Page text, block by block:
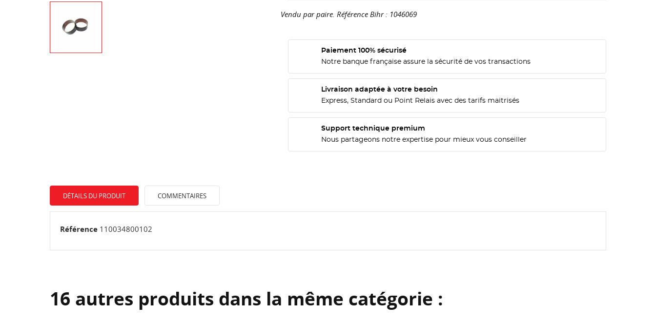
Vendu par paire. Référence Bihr : 1046069
Paiement 100% sécurisé
Notre banque française assure la sécurité de vos transactions
Livraison adaptée à votre besoin
Express, Standard ou Point Relais avec des tarifs maitrisés
Support technique premium
Nous partageons notre expertise pour mieux vous conseiller
DÉTAILS DU PRODUIT COMMENTAIRES
Référence 110034800102
16 autres produits dans la même catégorie :
CRÉER UNE LISTE D'ENVIES
CONNEXION